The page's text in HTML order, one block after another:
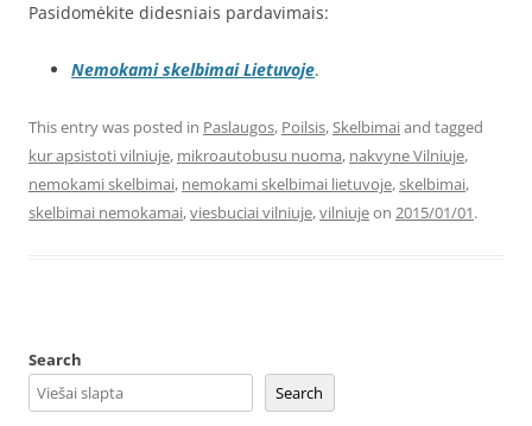
Pasidomėkite didesniais pardavimais:
Nemokami skelbimai Lietuvoje.
This entry was posted in Paslaugos, Poilsis,Skelbimaiand tagged
kur apsistoti vilniuje, mikroautobusu nuoma, nakvyne Vilniuje,
nemokami skelbimai, nemokami skelbimai lietuvoje,skelbimai,
skelbimai nemokamai,viesbuciai vilniuje,vilniujeon 2015/01/01.
Search
Search